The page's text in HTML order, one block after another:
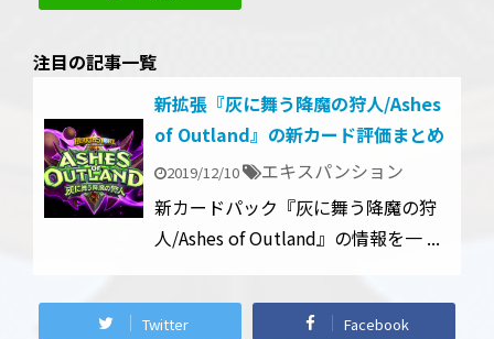
注目の記事一覧
新拡張『灰に舞う降魔の狩人/Ashes
of Outland』の新カード評価まとめ
2019/12/10
エキスパンション
新カードパック『灰に舞う降魔の狩
人/Ashes of Outland』の情報を一 ...
Twitter Facebook